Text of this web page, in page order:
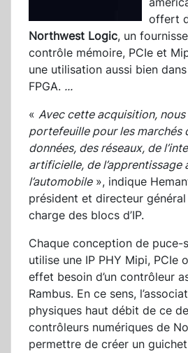
offert
Northwest Logic, un
contrôle mémoire, PCIe et
une utilisation aussi bien
FPGA. ...
« Avec cette acquisition,
portefeuille pour les marchés
données, des réseaux, de
artificielle, de l’apprentissage
l’automobile», indique
président et directeur général
charge des blocs d’IP.
Chaque conception de puce-
utilise une IP PHY Mipi, PCIe
effet besoin d’un contrôleur
Rambus. En ce sens,
physiques haut débit de ce
contrôleurs numériques de
permettre de créer un